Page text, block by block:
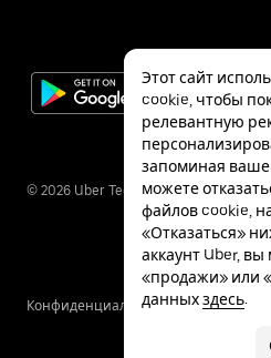
© 2026 Uber Technologies Inc.
КонфиденциальностьСпециальные
Этот сайт
cookie, чтобы
релевантную
запоминая
можете
файлов cookie,
«Отказаться»
аккаунт Uber, вы
«продажи» или
данныхздесь.